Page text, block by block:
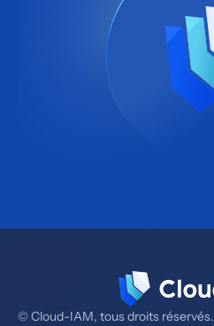
© Cloud-IAM, tous droits réservés.